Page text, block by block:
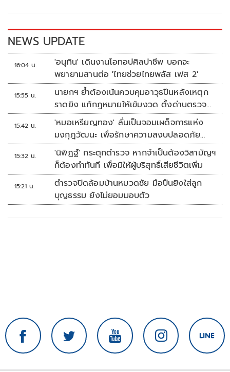
k k
NEWS UPDATE
16:04 น.
'อนุทิน' เดินงานโอทอปศิลปาชีพ บอกจะ
พยายามสานต่อ 'ไทยช่วยไทยพลัส เฟส 2'
15:55 น.
นายกฯ ย้ำต้องเน้นควบคุมอาวุธปืนหลังเหตุก
ราดยิง แก้กฎหมายให้เข้มงวด ตั้งด่านตรวจ
เพิ่ม
15:42 น.
'หมอเหรียญทอง' ลั่นเป็นจอมเผด็จการแห่ง
มงกุฎวัฒนะ เพื่อรักษาความสงบปลอดภัย
ภายในรพ.
15:32 น.
'นิพิฏฐ์' กระตุกตำรวจ หากจำเป็นต้องวิสามัญฯ
ก็ต้องทำทันที เพื่อมิให้ผู้บริสุทธิ์เสียชีวิตเพิ่ม
15:21 น.
ตำรวจปิดล้อมบ้านหมวดชัย มือปืนยิงใส่ลูก
บุญธรรม ยังไม่ยอมมอบตัว